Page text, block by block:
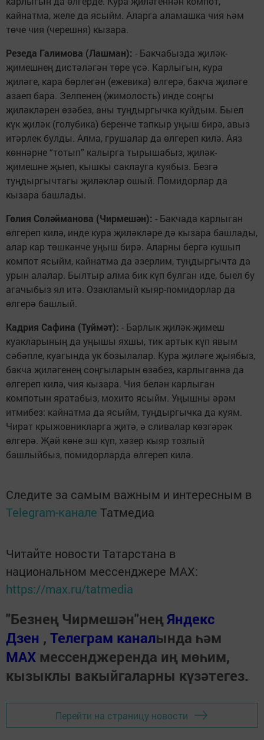
кайнатма, желе да ясыйм. Аларга аламашка чия һәм
төче чия (черешня) кызара.
Резеда Галимова (Лашман): - Бакчабызда җиләк-
җимешнең дистәләгән төре үсә. Карлыгын, кура
җиләге, кара бөрлегән (ежевика) өлгерә, бакча җиләге
азаеп бара. Зелпенең (жимолость) инде соңгы
җиләкләрен өзәбез, аны туңдыргычка куйдым. Быел
күк җиләк (голубика) беренче тапкыр уңыш бирә, авыз
итәрлек булды. Алма, грушалар да өлгереп килә. Аяз
көннәрне “тотып” калырга тырышабыз, җиләк-
җимешне җыеп, кышкы саклауга куябыз. Безгә
туңдыргычтагы җиләкләр ошый. Помидорлар да
кызара башлады.
Гөлия Сөләйманова (Чирмешән): - Бакчада карлыган
өлгереп килә, инде кура җиләкләре дә кызара башлады,
алар кар төшкәнче уңыш бирә. Аларны бергә кушып
компот ясыйм, кайнатма да әзерлим, туңдыргычта да
урын алалар. Былтыр алма бик күп булган иде, быел бу
агачыбыз ял итә. Озакламый кыяр-помидорлар да
өлгерә башлый.
Кадрия Сафина (Туймәт): - Барлык җиләк-җимеш
куакларының да уңышы яхшы, тик артык күп явым
сәбәпле, куагында ук бозылалар. Кура җиләге җыябыз,
бакча җиләгенең соңгыларын өзәбез, карлыганна да
өлгереп килә, чия кызара. Чия белән карлыган
компотын яратабыз, мохито ясыйм. Уңышны әрәм
итмибез: кайнатма да ясыйм, туңдыргычка да куям.
Чират крыжовникларга җитә, ә сливалар көзгәрәк
өлгерә. Җәй көне эш күп, хәзер кыяр тозлый
башлыйбыз, помидорларда өлгереп килә.
Следите за самым важным и интересным в
Telegram-канале Татмедиа
Читайте новости Татарстана в
национальном мессенджере MАХ:
https://max.ru/tatmedia
"Безнең Чирмешән"неңЯндекс
Дзен , Телеграм каналында һәм
МАХ мессенджеренда иң мөһим,
кызыклы вакыйгаларны күзәтегез.
Перейти на страницу новости